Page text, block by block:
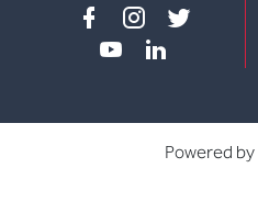
Facebook
instagram
twitter
Powered by